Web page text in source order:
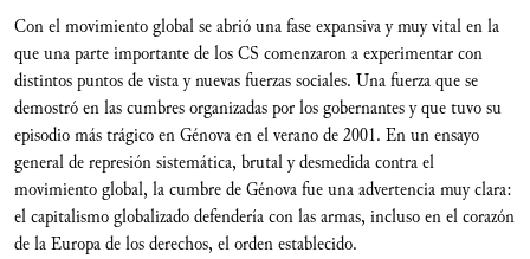
Con el movimiento global se abrió una fase expansiva y muy vital en la
que una parte importante de los CS comenzaron a experimentar con
distintos puntos de vista y nuevas fuerzas sociales. Una fuerza que se
demostró en las cumbres organizadas por los gobernantes y que tuvo su
episodio más trágico en Génova en el verano de 2001. En un ensayo
general de represión sistemática, brutal y desmedida contra el
movimiento global, la cumbre de Génova fue una advertencia muy clara:
el capitalismo globalizado defendería con las armas, incluso en el corazón
de la Europa de los derechos, el orden establecido.